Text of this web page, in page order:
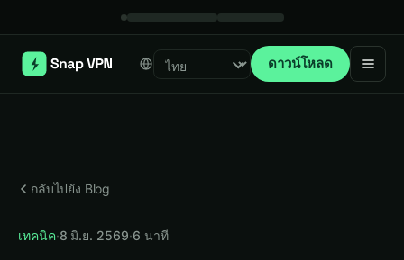
Select language ดาวน์โหลด
กลับไปยัง Blog
เทคนิค·8 มิ.ย. 2569·6 นาที